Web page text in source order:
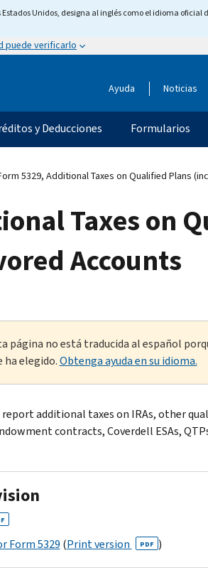
Unidos, designa al inglés como el idioma oficial
puede verificarlo
Ayuda Noticias
y Deducciones Formularios
5329, Additional Taxes on Qualified Plans
Taxes on
Accounts
página no está traducida al español
ha elegido.Obtenga ayuda en su idioma.
report additional taxes on IRAs, other
contracts, Coverdell ESAs,
Form 5329 (Print version PDF )